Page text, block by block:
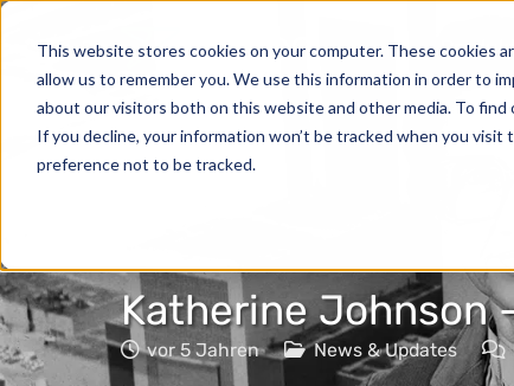
This website stores cookies on your computer. These cookies
allow us to remember you. We use this information in order to
about our visitors both on this website and other media. To
If you decline, your information won’t be tracked when you
preference not to be tracked.
Katherine Johnson
vor 5 Jahren News & Updates